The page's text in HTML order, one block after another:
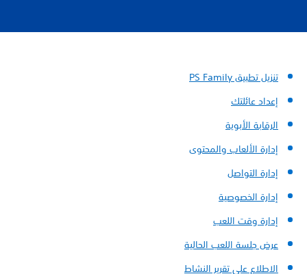
تنزيل تطبيق PS Family
إعداد عائلتك
الرقابة الأبوية
إدارة الألعاب والمحتوى
إدارة التواصل
إدارة الخصوصية
إدارة وقت اللعب
عرض جلسة اللعب الحالية
الاطلاع على تقرير النشاط